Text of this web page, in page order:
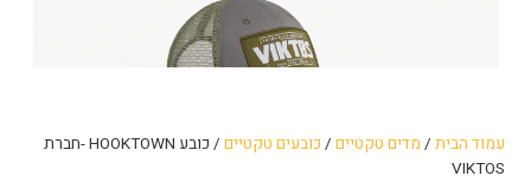
עמוד הבית / מדים טקטיים / כובעים טקטיים
/ כובע HOOKTOWN -חברת
VIKTOS